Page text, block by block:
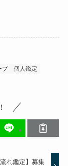
プ
個人鑑定
流れ鑑定】募集